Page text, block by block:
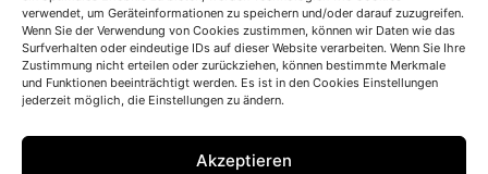
verwendet, um Geräteinformationen zu speichern und/oder darauf zuzugreifen.
Wenn Sie der Verwendung von Cookies zustimmen, können wir Daten wie das
Surfverhalten oder eindeutige IDs auf dieser Website verarbeiten. Wenn Sie Ihre
Zustimmung nicht erteilen oder zurückziehen, können bestimmte Merkmale
und Funktionen beeinträchtigt werden. Es ist in den Cookies Einstellungen
jederzeit möglich, die Einstellungen zu ändern.
Akzeptieren
Premiere 28. April 2011
Christiane Pohle